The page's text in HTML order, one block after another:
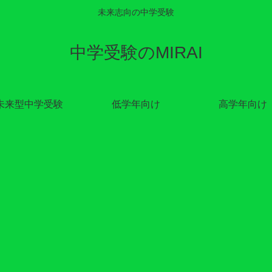
未来志向の中学受験
中学受験のMIRAI
来型中学受験 低学年向け 高学年向け